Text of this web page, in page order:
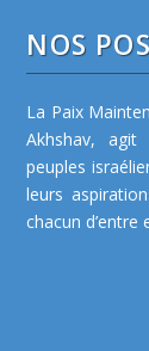
NOS
La Paix
Akhshav,
peuples
leurs
chacun d’entre